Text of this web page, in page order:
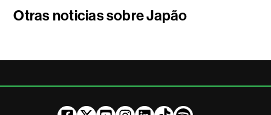
Otras noticias sobre Japão